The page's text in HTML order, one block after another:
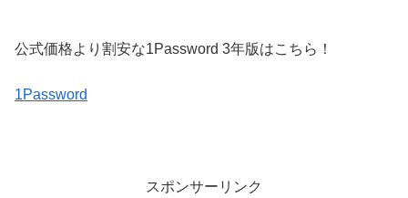
公式価格より割安な1Password 3年版はこちら！
1Password
スポンサーリンク